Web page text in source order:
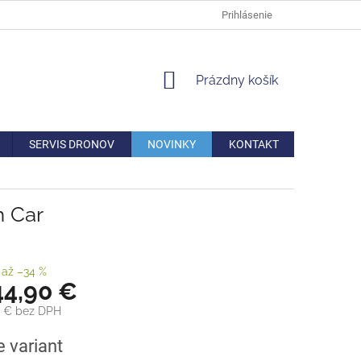
AKO REKLAMOVAŤ/VRÁTIŤ
Prihlásenie
NÁKUPNÝ
Prázdny košík
SERVIS DRONOV NOVINKY KONTAKT
Car
až –34 %
€
€bez DPH
variant